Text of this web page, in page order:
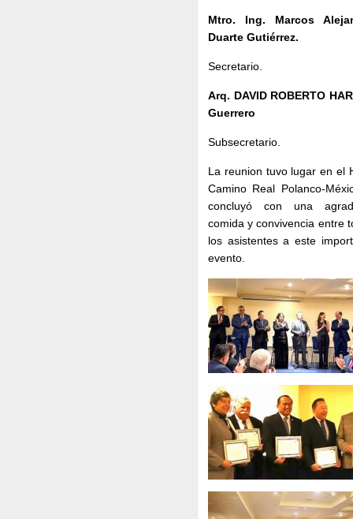
Mtro. Ing. Marcos
Duarte Gutiérrez.
Secretario.
Arq. DAVID ROBERTO
Guerrero
Subsecretario.
La reunion tuvo lugar en el
Camino Real Polanco-
concluyó con una
comida y convivencia entre
los asistentes a este
evento.